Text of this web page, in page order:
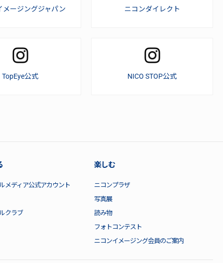
メージングジャパン ニコンダイレクト
TopEye公式 NICO STOP公式
メディア公式アカウント
クラブ
楽しむ
ニコンプラザ
写真展
読み物
フォトコンテスト
ニコンイメージング会員のご案内